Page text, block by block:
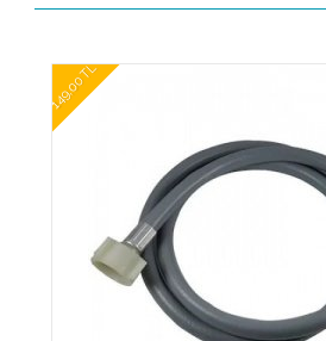
149,00 TL